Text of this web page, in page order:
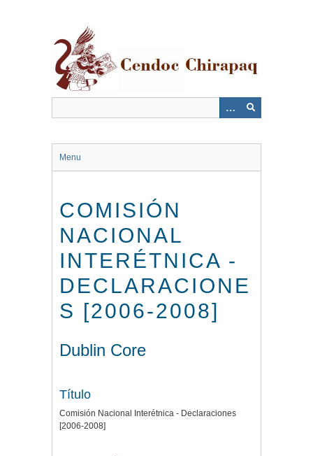
Menu
COMISIÓN
NACIONAL
INTERÉTNICA -
DECLARACIONE
S [2006-2008]
Dublin Core
Título
Comisión Nacional Interétnica - Declaraciones
[2006-2008]